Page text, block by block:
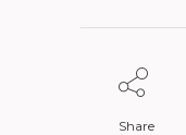
Share